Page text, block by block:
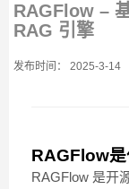
RAGFlow –
RAG 引擎
发布时间： 2025-3-14
RAGFlow是
RAGFlow 是开